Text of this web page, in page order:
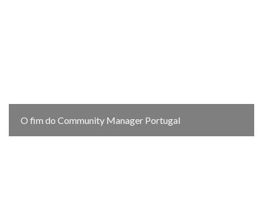
O fim do Community Manager Portugal